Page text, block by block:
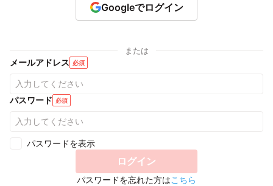
Googleでログイン
または
メールアドレス 必須
パスワード 必須
パスワードを表示
ログイン
パスワードを忘れた方はこちら